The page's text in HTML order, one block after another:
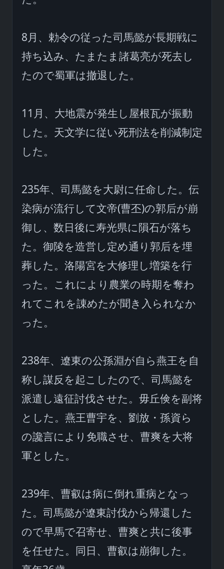
8月、勅令の従った司馬懿が長期戦に
持ち込み、たまたま諸葛亮が死去し
たので蜀軍は撤退した。
11月、大地震が発生し屋根瓦が振動
した。天文学に従い死刑法を削減制定
した。
235年、司馬懿を大尉に任命した。伝
染病が流行して文帝(曹丕)の郭后が崩
御し、数日後に寿光県に隕石が落ち
た。御陵を造営し定め通り郭后を埋
葬した。洛陽宮を大修理し増築を行
った。これにより農業の時期を奪わ
れてこれを諌めたが聞き入られなか
った。
238年、遼東の公孫淵が自ら燕王を自
称し謀反を起こしたので、司馬懿を
派遣し遠征討伐させた。毋丘倹を副将
とした。燕王曹宇を、劉放・孫資ら
の讒言により免職させ、曹爽を大将
軍とした。
239年、曹叡は病に倒れ重病となっ
た。司馬懿が遼東討伐から帰還した
ので早馬で召寄せ、曹爽と共に後事
を任せた。同日、曹叡は崩御した。